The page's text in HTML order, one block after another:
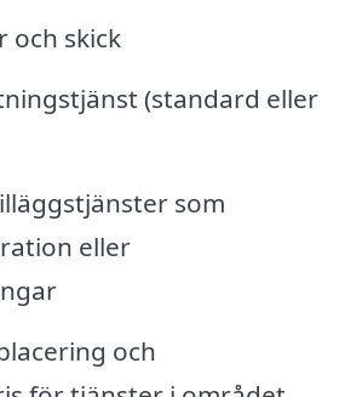
och skick
(standard eller
som
eller
och